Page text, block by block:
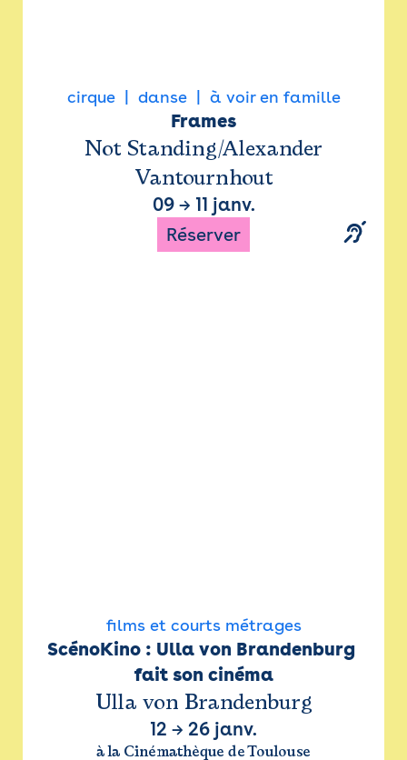
cirque danse à voir en famille
Frames
Not Standing/Alexander
Vantournhout
09→ 11 janv.
Réserver
films et courts métrages
ScénoKino : Ulla von Brandenburg
fait son cinéma
Ulla von Brandenburg
12 → 26 janv.
à la Cinémathèque de Toulouse